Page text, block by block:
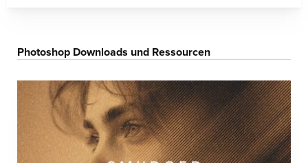
Photoshop Downloads und Ressourcen